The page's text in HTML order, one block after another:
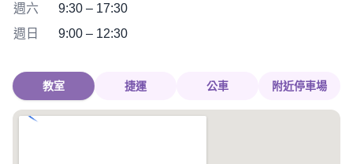
週六
9:30 – 17:30
週日
9:00 – 12:30
教室 捷運 公車 附近停車場